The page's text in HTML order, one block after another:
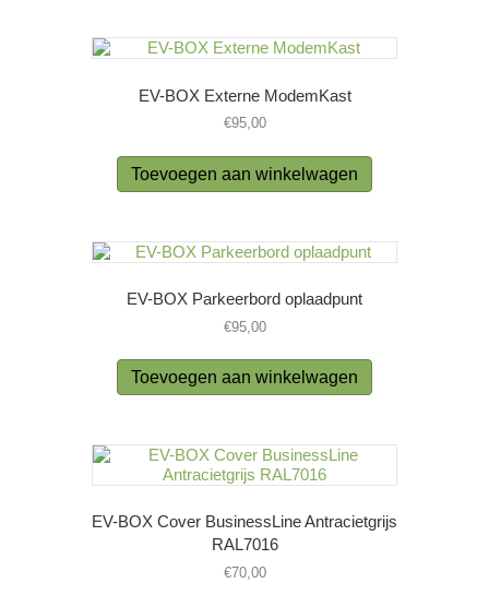
EV-BOX Externe ModemKast
€95,00
Toevoegen aan winkelwagen
EV-BOX Parkeerbord oplaadpunt
€95,00
Toevoegen aan winkelwagen
EV-BOX Cover BusinessLine Antracietgrijs
RAL7016
€70,00